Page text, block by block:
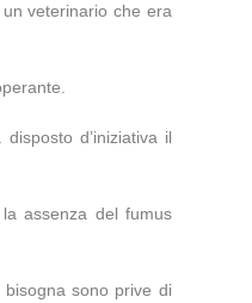
veterinario che era
d’iniziativa il
assenza del fumus
sono prive di